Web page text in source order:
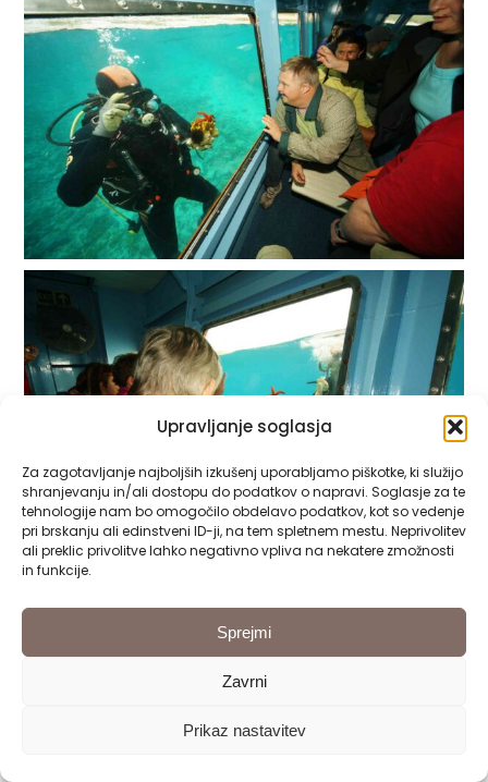
Upravljanje soglasja
Za zagotavljanje najboljših izkušenj uporabljamo piškotke, ki služijo
shranjevanju in/ali dostopu do podatkov o napravi. Soglasje za te
tehnologije nam bo omogočilo obdelavo podatkov, kot so vedenje
pri brskanju ali edinstveni ID-ji, na tem spletnem mestu. Neprivolitev
ali preklic privolitve lahko negativno vpliva na nekatere zmožnosti
in funkcije.
Sprejmi
Zavrni
Prikaz nastavitev